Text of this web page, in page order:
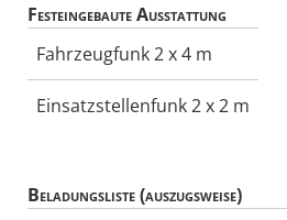
Festeingebaute Ausstattung
Fahrzeugfunk 2 x 4 m
Einsatzstellenfunk 2 x 2 m
Beladungsliste (auszugsweise)